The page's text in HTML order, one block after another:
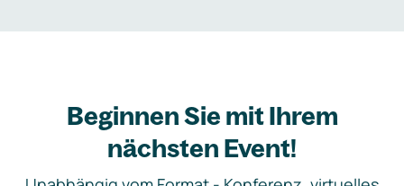
Beginnen Sie mit Ihrem
nächsten Event!